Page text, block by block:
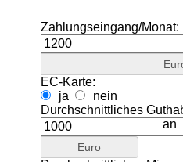
Zahlungseingang/Monat:
EC-Karte:
ja
nein
Durchschnittliches
Euro
an